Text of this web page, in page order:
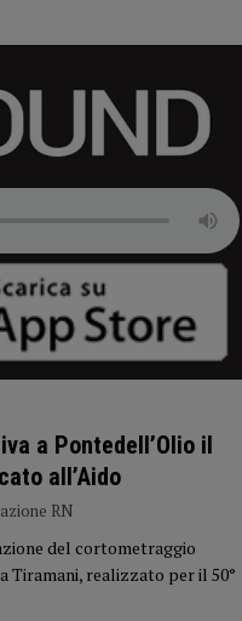
a Pontedell’Olio il
all’Aido
RN
del cortometraggio
Tiramani, realizzato per il 50°